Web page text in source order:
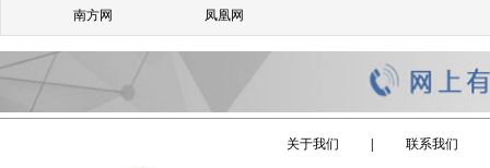
南方网
凤凰网
关于我们 | 联系我们